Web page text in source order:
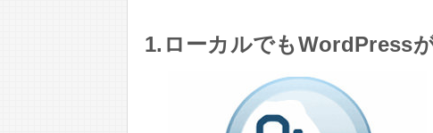
1.ローカルでもWordPress